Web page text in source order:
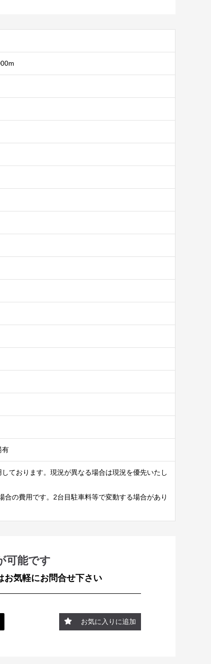
有
ております。現況が異なる場合は現況を優先いたし
の費用です。2台目駐車料等で変動する場合があり
可能です
お気軽にお問合せ下さい
お気に入りに追加